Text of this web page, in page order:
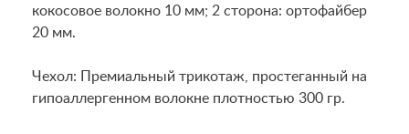
кокосовое волокно 10 мм; 2 сторона: ортофайбер
20 мм.
Чехол: Премиальный трикотаж, простеганный на
гипоаллергенном волокне плотностью 300 гр.